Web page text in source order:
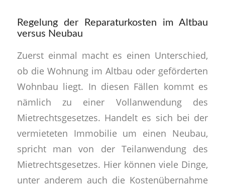
Regelung der Reparaturkosten im Altbau
versus Neubau
Zuerst einmal macht es einen Unterschied,
ob die Wohnung im Altbau oder geförderten
Wohnbau liegt. In diesen Fällen kommt es
nämlich zu einer Vollanwendung des
Mietrechtsgesetzes. Handelt es sich bei der
vermieteten Immobilie um einen Neubau,
spricht man von der Teilanwendung des
Mietrechtsgesetzes. Hier können viele Dinge,
unter anderem auch die Kostenübernahme